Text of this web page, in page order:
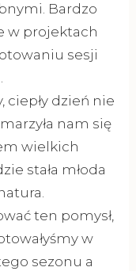
Bardzo
w projektach
sesji
ciepły dzień nie
nam się
wielkich
stała młoda
ten pomysł,
w
sezonu a